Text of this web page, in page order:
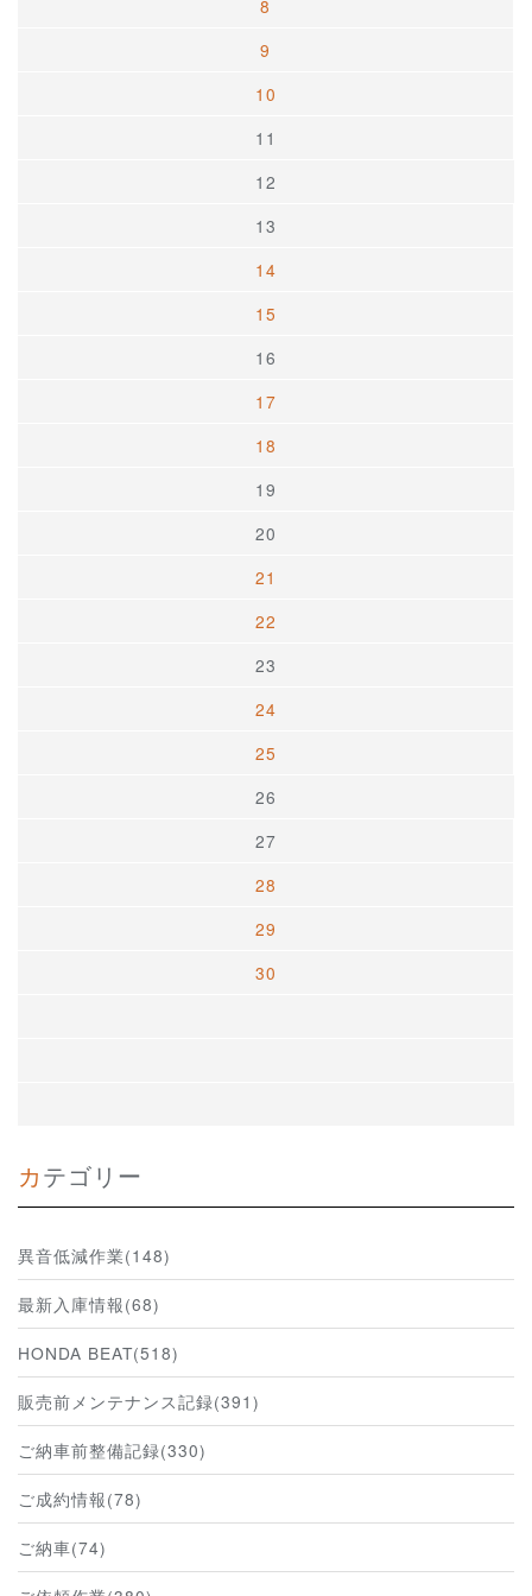
8
9
10
11
12
13
14
15
16
17
18
19
20
21
22
23
24
25
26
27
28
29
30
カテゴリー
異音低減作業(148)
最新入庫情報(68)
HONDA BEAT(518)
販売前メンテナンス記録(391)
ご納車前整備記録(330)
ご成約情報(78)
ご納車(74)